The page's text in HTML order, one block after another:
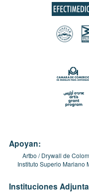
Apoyan:
Artbo Drywall de
Instituto Superio Mariano
Instituciones